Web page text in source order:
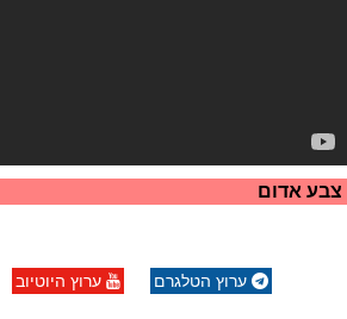
צבע אדום
ערוץ הטלגרם ערוץ היוטיוב